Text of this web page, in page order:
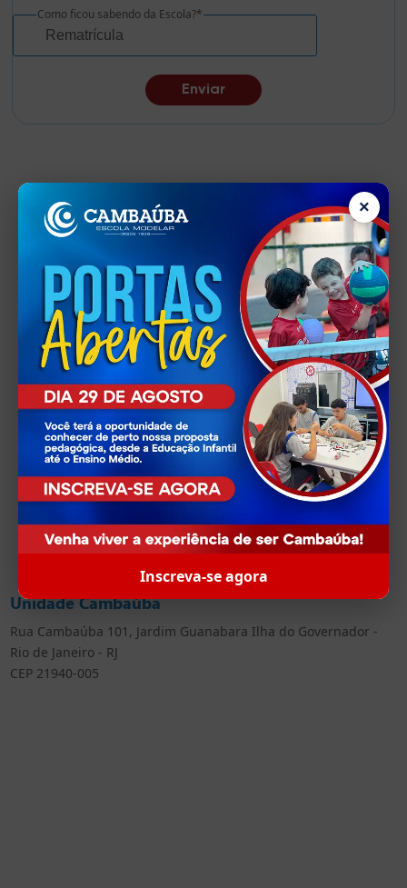
Como ficou sabendo da Escola?*
Onde estamos
Unidade Cambaúba
Rua Cambaúba 101, Jardim Guanabara Ilha do Governador -
Rio de Janeiro - RJ
CEP 21940-005
×
Inscreva-se agora